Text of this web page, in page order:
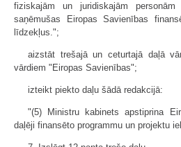
fiziskajām un juridiskajām
saņēmušas Eiropas Savienības
līdzekļus.";
aizstāt trešajā un ceturtajā daļā
vārdiem "Eiropas Savienības";
izteikt piekto daļu šādā redakcijā:
"(5) Ministru kabinets apstiprina
daļēji finansēto programmu un projektu